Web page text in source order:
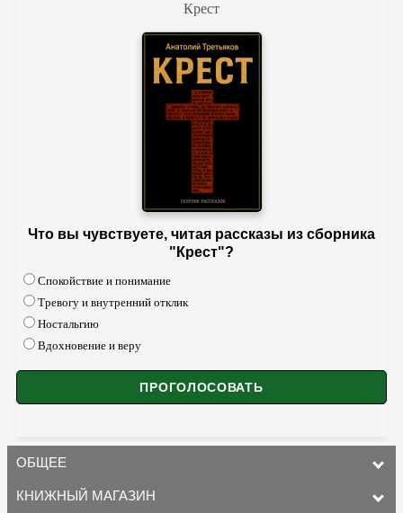
Крест
Что вы чувствуете, читая рассказы из сборника
"Крест"?
Спокойствие и понимание
Тревогу и внутренний отклик
Ностальгию
Вдохновение и веру
ОБЩЕЕ
КНИЖНЫЙ МАГАЗИН